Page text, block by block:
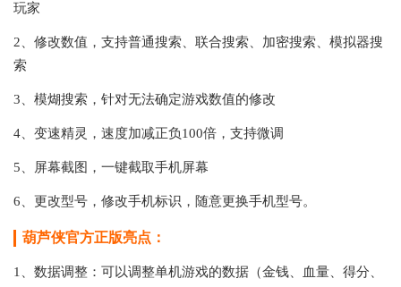
玩家
2、修改数值，支持普通搜索、联合搜索、加密搜索、模拟器搜
索
3、模煳搜索，针对无法确定游戏数值的修改
4、变速精灵，速度加减正负100倍，支持微调
5、屏幕截图，一键截取手机屏幕
6、更改型号，修改手机标识，随意更换手机型号。
葫芦侠官方正版亮点：
1、数据调整：可以调整单机游戏的数据（金钱、血量、得分、